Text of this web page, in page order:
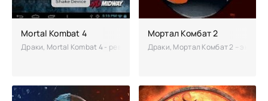
Mortal Kombat 4
Драки, Mortal Kombat 4 - революционная серия, ведь в комбате
Мортал Комбат 2
Драки, Мортал Комбат 2 – экшен,